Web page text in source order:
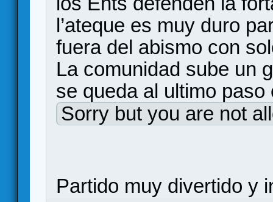
l’ateque es muy duro
fuera del abismo con
La comunidad sube un
se queda al ultimo
Sorry but you are not
Partido muy divertido y